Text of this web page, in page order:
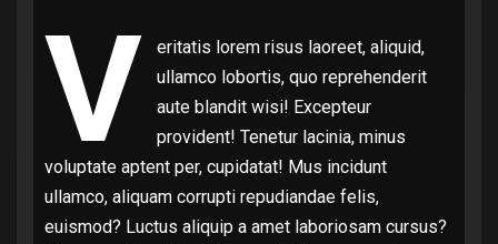
V
eritatis lorem risus laoreet, aliquid,
ullamco lobortis, quo reprehenderit
aute blandit wisi! Excepteur
provident! Tenetur lacinia, minus
voluptate aptent per, cupidatat! Mus incidunt
ullamco, aliquam corrupti repudiandae felis,
euismod? Luctus aliquip a amet laboriosam cursus?